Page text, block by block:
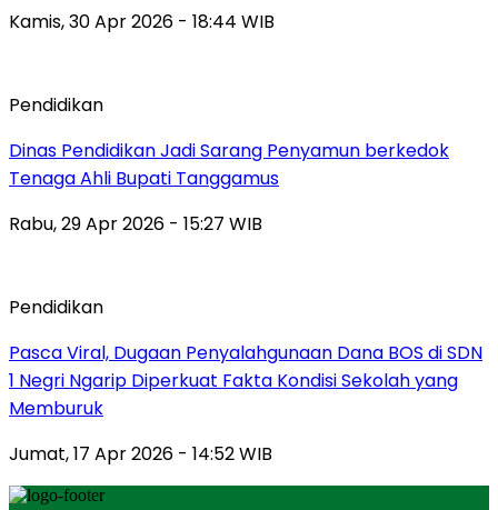
Kamis, 30 Apr 2026 - 18:44 WIB
Pendidikan
Dinas Pendidikan Jadi Sarang Penyamun berkedok
Tenaga Ahli Bupati Tanggamus
Rabu, 29 Apr 2026 - 15:27 WIB
Pendidikan
Pasca Viral, Dugaan Penyalahgunaan Dana BOS di SDN
1 Negri Ngarip Diperkuat Fakta Kondisi Sekolah yang
Memburuk
Jumat, 17 Apr 2026 - 14:52 WIB